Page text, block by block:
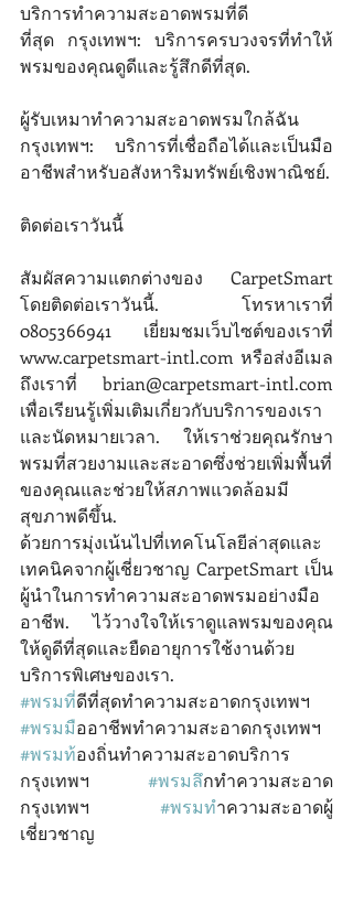
บริการทําความสะอาดพรมที่ดี
ที่สุด กรุงเทพฯ: บริการครบวงจรที่ทําให้
พรมของคุณดูดีและรู้สึกดีที่สุด.
ผู้รับเหมาทําความสะอาดพรมใกล้ฉัน
กรุงเทพฯ: บริการที่เชื่อถือได้และเป็นมือ
ติดต่อเราวันนี้
สัมผัสความแตกต่างของ CarpetSmart
โดยติดต่อเราวันนี้. โทรหาเราที่
0805366941 เยี่ยมชมเว็บไซต์ของเราที่
www.carpetsmart-intl.com หรือส่งอีเมล
ถึงเราที่ brian@carpetsmart-intl.com
เพื่อเรียนรู้เพิ่มเติมเกี่ยวกับบริการของเรา
และนัดหมายเวลา. ให้เราช่วยคุณรักษา
พรมที่สวยงามและสะอาดซึ่งช่วยเพิ่มพื้นที่
ของคุณและช่วยให้สภาพแวดล้อมมี
สุขภาพดีขึ้น.
ด้วยการมุ่งเน้นไปที่เทคโนโลยีล่าสุดและ
เทคนิคจากผู้เชี่ยวชาญ CarpetSmart เป็น
ผู้นําในการทําความสะอาดพรมอย่างมือ
อาชีพ. ไว้วางใจให้เราดูแลพรมของคุณ
ให้ดูดีที่สุดและยืดอายุการใช้งานด้วย
บริการพิเศษของเรา.
#พรมท
#พรมม
#พรมท้องถิ่นทําความสะอาดบริการ
กรุงเทพฯ #พรมลึกทําความสะอาด
กรุงเทพฯ #พรมทําความสะอาดผู้
เชี่ยวชาญ